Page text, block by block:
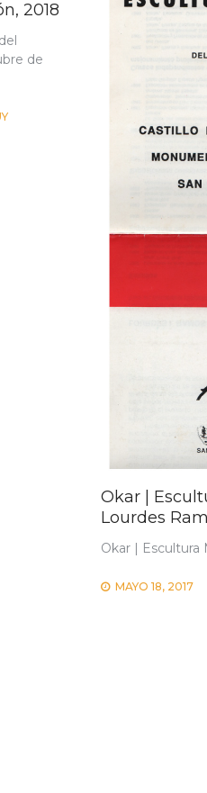
2018
de
Okar |
Lourdes
Okar | Escultura
MAYO 18, 2017